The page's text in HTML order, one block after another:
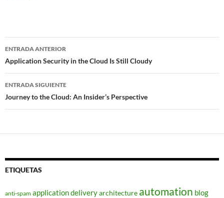
Navegador
de
entradas
ENTRADA ANTERIOR
Application Security in the Cloud Is Still Cloudy
ENTRADA SIGUIENTE
Journey to the Cloud: An Insider’s Perspective
ETIQUETAS
anti-spam application deliveryarchitecture automation blog